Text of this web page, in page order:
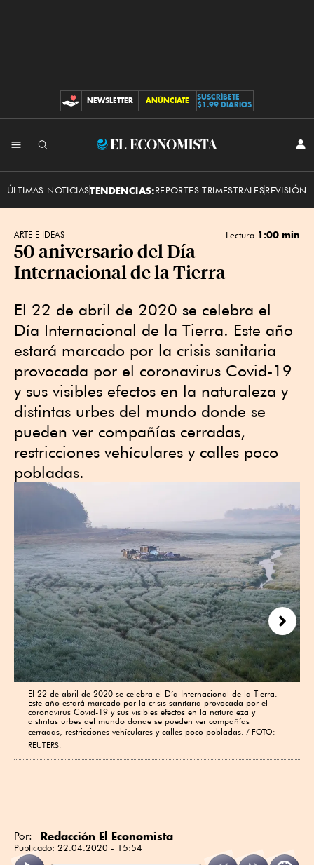
CONTRIBUCIONES
NEWSLETTER ANÚNCIATE
SUSCRÍBETE
$1.99 DIARIOS
El
ÚLTIMAS NOTICIASTENDENCIAS:REPORTES TRIMESTRALESREVISIÓN
ARTE E IDEAS Lectura 1:00 min
50 aniversario del Día
Internacional de la Tierra
El 22 de abril de 2020 se celebra el
Día Internacional de la Tierra. Este año
estará marcado por la crisis sanitaria
provocada por el coronavirus Covid-19
y sus visibles efectos en la naturaleza y
distintas urbes del mundo donde se
pueden ver compañías cerradas,
restricciones vehículares y calles poco
pobladas.
El 22 de abril de 2020 se celebra el Día Internacional de la Tierra.
Este año estará marcado por la crisis sanitaria provocada por el
coronavirus Covid-19 y sus visibles efectos en la naturaleza y
distintas urbes del mundo donde se pueden ver compañías
cerradas, restricciones vehículares y calles poco pobladas.
FOTO:
REUTERS.
Next
Por: Redacción El Economista
Publicado: 22.04.2020 - 15:54